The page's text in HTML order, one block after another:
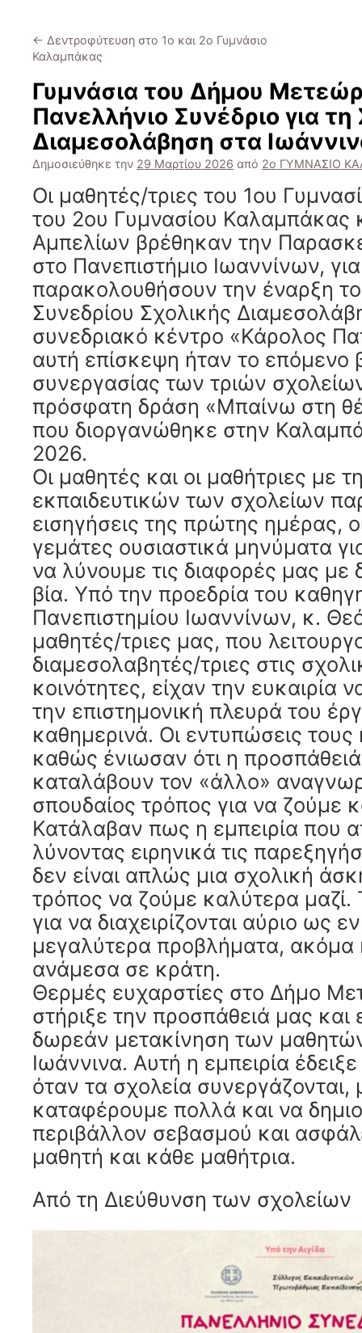
← Δεντροφύτευση στο 1ο και 2ο Γυμνάσιο
Καλαμπάκας
Γυμνάσια του Δήμου
Πανελλήνιο Συνέδριο για τη
Διαμεσολάβηση στα
Δημοσιεύθηκε την 29 Μαρτίου 2026 από 2ο ΓΥΜΝΑΣΙΟ
Οι μαθητές/τριες του 1ου
του 2ου Γυμνασίου Καλαμπάκας
Αμπελίων βρέθηκαν την
στο Πανεπιστήμιο Ιωαννίνων,
παρακολουθήσουν την έναρξη
Συνεδρίου Σχολικής
συνεδριακό κέντρο «Κάρολος
αυτή επίσκεψη ήταν το επόμενο
συνεργασίας των τριών
πρόσφατη δράση «Μπαίνω στη
που διοργανώθηκε στην
2026.
Οι μαθητές και οι μαθήτριες με
εκπαιδευτικών των σχολείων
εισηγήσεις της πρώτης ημέρας,
γεμάτες ουσιαστικά μηνύματα
να λύνουμε τις διαφορές μας με
βία. Υπό την προεδρία του
Πανεπιστημίου Ιωαννίνων, κ.
μαθητές/τριες μας, που
διαμεσολαβητές/τριες στις
κοινότητες, είχαν την ευκαιρία
την επιστημονική πλευρά του
καθημερινά. Οι εντυπώσεις τους
καθώς ένιωσαν ότι η
καταλάβουν τον «άλλο»
σπουδαίος τρόπος για να ζούμε
Κατάλαβαν πως η εμπειρία που
λύνοντας ειρηνικά τις
δεν είναι απλώς μια σχολική
τρόπος να ζούμε καλύτερα μαζί.
για να διαχειρίζονται αύριο ως
μεγαλύτερα προβλήματα, ακόμα
ανάμεσα σε κράτη.
Θερμές ευχαρστίες στο Δήμο
στήριξε την προσπάθειά μας και
δωρεάν μετακίνηση των
Ιωάννινα. Αυτή η εμπειρία
όταν τα σχολεία
καταφέρουμε πολλά και να
περιβάλλον σεβασμού και
μαθητή και κάθε μαθήτρια.
Από τη Διεύθυνση των σχολείων